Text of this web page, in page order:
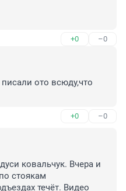
+0 –0
ото всюду,что
+0 –0
ковальчук. Вчера и
стоякам
течёт. Видео